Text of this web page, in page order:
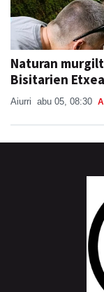
Naturan
Bisitarien
Aiurri abu 05, 08:30